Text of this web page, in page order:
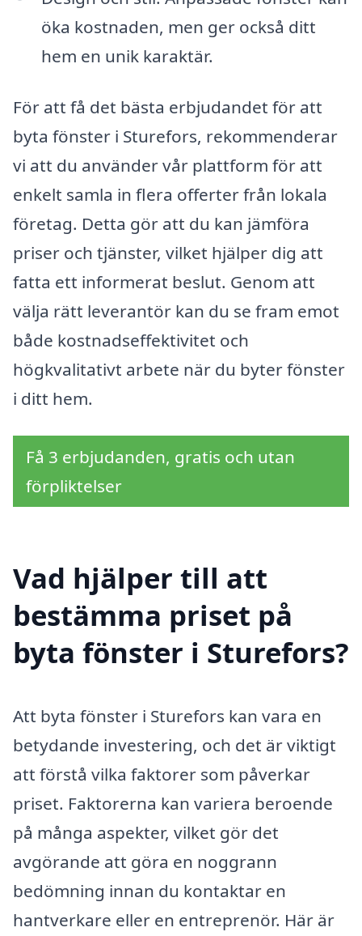
öka kostnaden, men ger också ditt
hem en unik karaktär.
För att få det bästa erbjudandet för att
byta fönster i Sturefors, rekommenderar
vi att du använder vår plattform för att
enkelt samla in flera offerter från lokala
företag. Detta gör att du kan jämföra
priser och tjänster, vilket hjälper dig att
fatta ett informerat beslut. Genom att
välja rätt leverantör kan du se fram emot
både kostnadseffektivitet och
högkvalitativt arbete när du byter fönster
i ditt hem.
Få 3 erbjudanden, gratis och utan
förpliktelser
Vad hjälper till att
bestämma priset på
byta fönster i Sturefors?
Att byta fönster i Sturefors kan vara en
betydande investering, och det är viktigt
att förstå vilka faktorer som påverkar
priset. Faktorerna kan variera beroende
på många aspekter, vilket gör det
avgörande att göra en noggrann
bedömning innan du kontaktar en
hantverkare eller en entreprenör. Här är